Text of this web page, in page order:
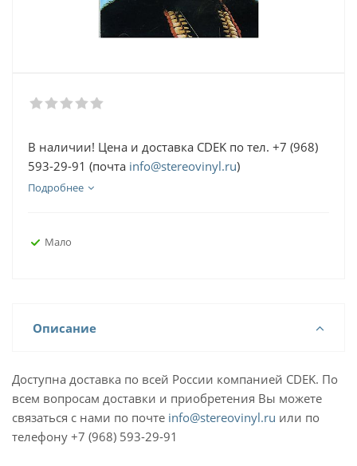
В наличии! Цена и доставка CDEK по тел. +7 (968)
593-29-91 (почта info@stereovinyl.ru)
Подробнее
Мало
Описание
Доступна доставка по всей России компанией CDEK. По
всем вопросам доставки и приобретения Вы можете
связаться с нами по почте info@stereovinyl.ru или по
телефону +7 (968) 593-29-91